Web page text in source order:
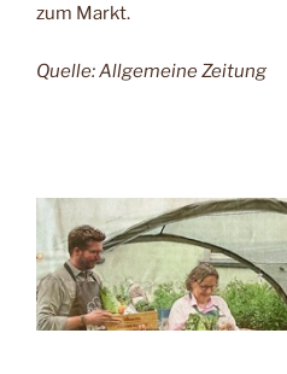
zum Markt.
Quelle: Allgemeine Zeitung